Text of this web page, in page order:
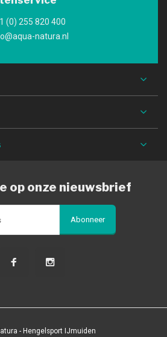
(0) 255 820 400
natura.nl
op onze nieuwsbrief
Abonneer
- Hengelsport IJmuiden